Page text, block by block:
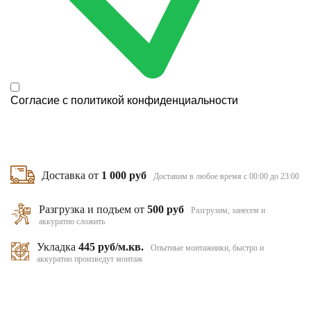
Согласие с политикой конфиденциальности
Доставка от 1 000 руб Доставим в любое время с 00:00 до 23:00
Разгрузка и подъем от500 руб
Разгрузим, занесем и
аккуратно сложить
Укладка 445 руб/м.кв.
Опытные монтажники, быстро и
аккуратно произведут монтаж